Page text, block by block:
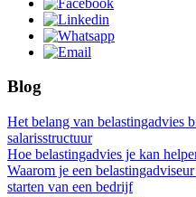
Blog
Het belang van belastingadvies
salarisstructuur
Hoe belastingadvies je kan
Waarom je een
starten van een bedrijf